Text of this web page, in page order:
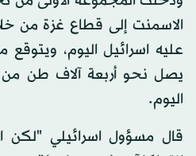
الاسمنت إلى قطاع غزة من
عليه اسرائيل اليوم،
يصل نحو أربعة آلاف طن من
اليوم.
قال مسؤول اسرائيلي "لكن